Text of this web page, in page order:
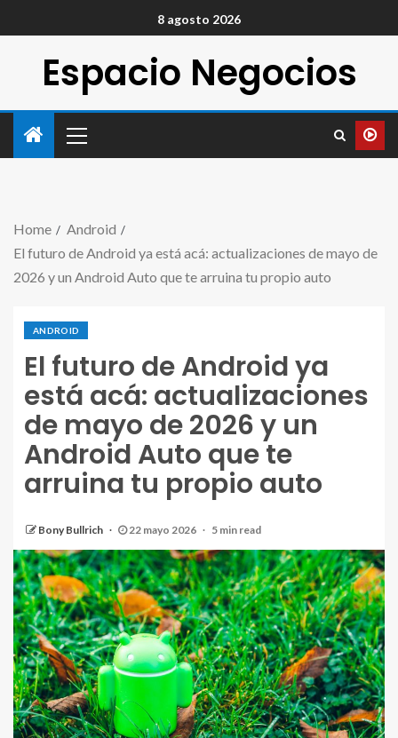
8 agosto 2026
Espacio Negocios
Home
Android
El futuro de Android ya está acá: actualizaciones de mayo de
2026 y un Android Auto que te arruina tu propio auto
ANDROID
El futuro de Android ya
está acá: actualizaciones
de mayo de 2026 y un
Android Auto que te
arruina tu propio auto
Bony Bullrich 22 mayo 2026 5 min read